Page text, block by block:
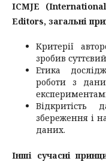
ICMJE
Editors, загальні
Критерії
зробив
Етика
роботи з
Відкритість
збереження і
даних.
Інші сучасні